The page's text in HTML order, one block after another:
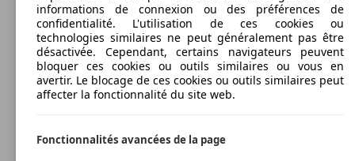
informations de connexion ou des préférences de
confidentialité. L'utilisation de ces cookies ou
technologies similaires ne peut généralement pas être
désactivée. Cependant, certains navigateurs peuvent
bloquer ces cookies ou outils similaires ou vous en
avertir. Le blocage de ces cookies ou outils similaires peut
affecter la fonctionnalité du site web.
Fonctionnalités avancées de la page